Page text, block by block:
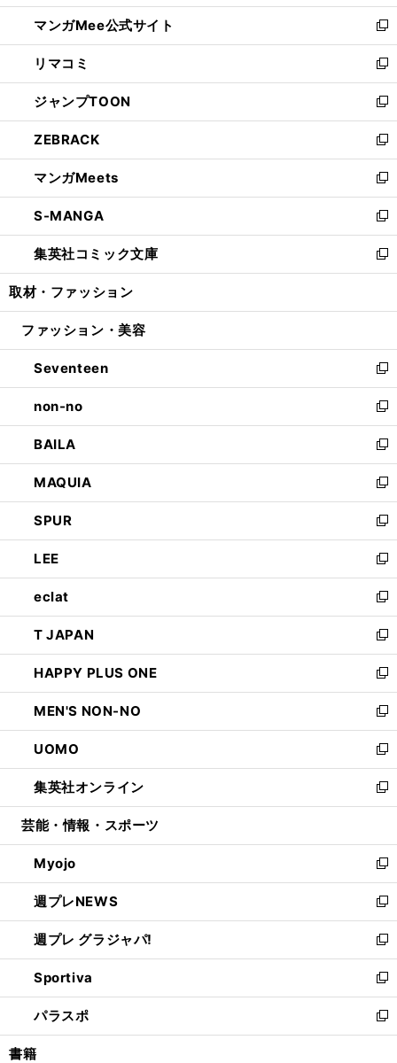
開
く
ン
ド
ウ
で
開
く
ウ
ィ
ン
ド
ウ
で
開
く
し
い
ウ
ィ
ン
ド
ウ
で
開
く
マンガMee公式サイト
新
し
い
ウ
ィ
ン
ド
ウ
で
開
く
リマコミ
新
し
い
ウ
ィ
ン
ド
ウ
で
開
く
ジャンプTOON
新
し
い
ウ
ィ
ン
ド
ウ
で
開
ZEBRACK
新
し
い
ウ
ィ
ン
ド
ウ
開
マンガMeets
新
し
い
ウ
ィ
ン
ウ
開
く
S-MANGA
新
し
い
ウ
ン
ウ
で
開
く
集英社コミック文庫
新
し
ウ
ン
ド
ウ
で
開
く
取材・ファッション
ファッション・美容
Seventeen
新
し
い
ウ
ィ
ン
ド
ウ
で
開
く
non-no
新
し
い
ウ
ィ
ン
ド
ウ
で
開
く
BAILA
新
し
い
ウ
ィ
ン
ド
ウ
で
開
く
MAQUIA
新
し
い
ウ
ィ
ン
ド
ウ
で
開
く
SPUR
新
し
い
ウ
ィ
ン
ド
ウ
で
開
く
LEE
新
し
い
ウ
ィ
ン
ド
ウ
で
開
く
eclat
新
し
い
ウ
ィ
ン
ド
ウ
で
開
く
T JAPAN
新
し
い
ウ
ィ
ン
ド
ウ
で
開
HAPPY PLUS ONE
新
し
い
ウ
ィ
ン
ド
ウ
開
く
MEN'S NON-NO
新
し
い
ウ
ィ
ン
ウ
で
開
く
UOMO
新
し
い
ウ
ン
ド
ウ
で
開
く
集英社オンライン
新
し
ウ
ィ
ン
ド
ウ
で
開
く
芸能・情報・スポーツ
Myojo
新
し
い
ウ
ィ
ン
ド
ウ
で
開
週プレNEWS
新
し
い
ウ
ィ
ン
ド
ウ
週プレ グラジャパ!
新
し
い
ウ
ィ
ン
Sportiva
新
し
い
ウ
パラスポ
新
し
書籍